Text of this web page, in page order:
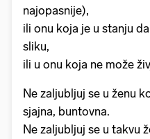
najopasnije),
ili onu koja je u stanju
sliku,
ili u onu koja ne može
Ne zaljubljuj se u ženu
sjajna, buntovna.
Ne zaljubljuj se u takvu